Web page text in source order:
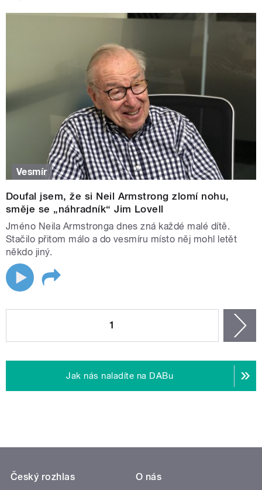
Vesmír
Doufal jsem, že si Neil Armstrong zlomí nohu,
směje se „náhradník“ Jim Lovell
Jméno Neila Armstronga dnes zná každé malé dítě.
Stačilo přitom málo a do vesmíru místo něj mohl letět
někdo jiný.
1
Jak nás naladíte na DABu
Český rozhlas
O nás